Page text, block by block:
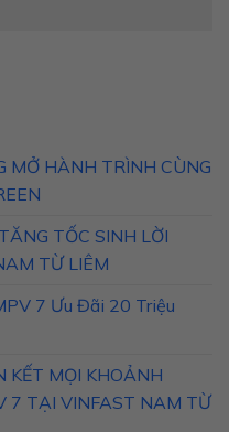
MỞ HÀNH TRÌNH CÙNG
TỐC SINH LỜI
TỪ LIÊM
7 Ưu Đãi 20 Triệu
KẾT MỌI KHOẢNH
7 TẠI VINFAST NAM TỪ